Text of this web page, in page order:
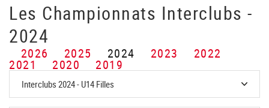
Les Championnats Interclubs -
2024
2026 2025 2024 2023 2022
2021 2020 2019